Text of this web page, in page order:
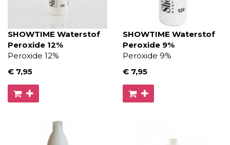
SHOWTIME Waterstof
Peroxide 12%
Peroxide 12%
€ 7,95
SHOWTIME Waterstof
Peroxide 9%
Peroxide 9%
€ 7,95